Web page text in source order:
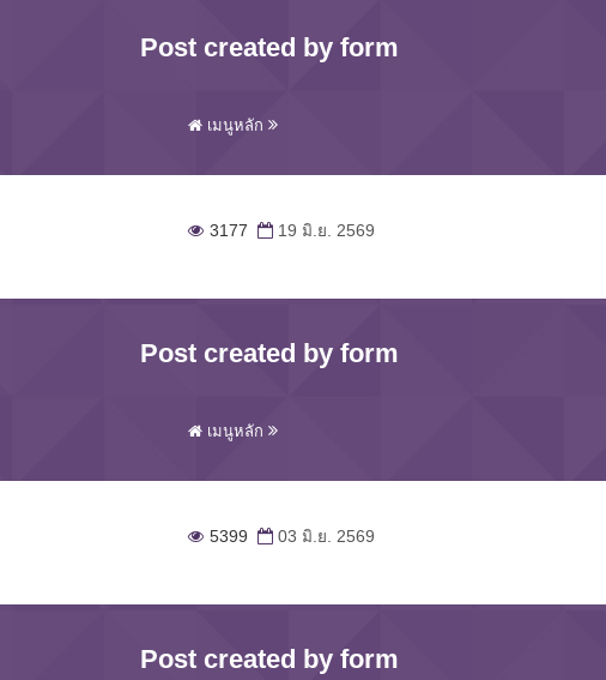
Post created by form
เมนูหลัก
3177 19 มิ.ย. 2569
Post created by form
เมนูหลัก
5399 03 มิ.ย. 2569
Post created by form